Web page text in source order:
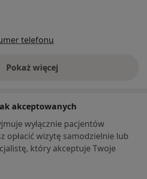
telefonu
Pokaż więcej
o adresie
akceptowanych
wyłącznie pacjentów
opłacić wizytę samodzielnie lub
który akceptuje Twoje